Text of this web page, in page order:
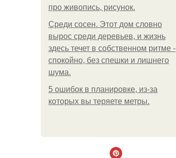
про живопись, рисунок.
Среди сосен. Этот дом словно
вырос среди деревьев, и жизнь
здесь течет в собственном ритме -
спокойно, без спешки и лишнего
шума.
5 ошибок в планировке, из-за
которых вы теряете метры.